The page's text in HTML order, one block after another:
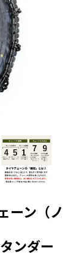
ーン（ノ
ンダー